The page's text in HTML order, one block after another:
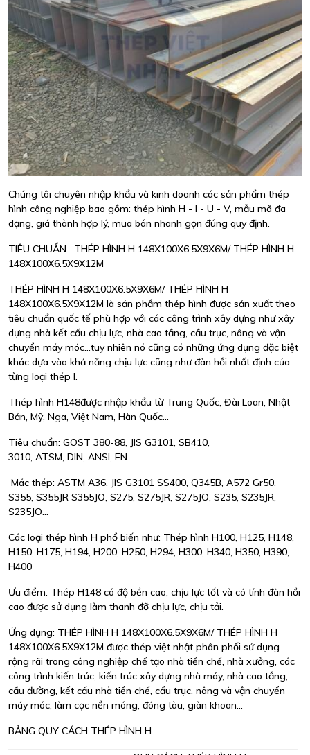
Chúng tôi chuyên nhập khẩu và kinh doanh các sản phẩm thép
hình công nghiệp bao gồm: thép hình H - I - U - V, mẫu mã đa
dạng, giá thành hợp lý, mua bán nhanh gọn đúng quy định.
TIÊU CHUẨN : THÉP HÌNH H 148X100X6.5X9X6M/ THÉP HÌNH H
148X100X6.5X9X12M
THÉP HÌNH H 148X100X6.5X9X6M/ THÉP HÌNH H
148X100X6.5X9X12M là sản phẩm thép hình được sản xuất theo
tiêu chuẩn quốc tế phù hợp với các công trình xây dựng như xây
dựng nhà kết cấu chịu lực, nhà cao tầng, cầu trục, nâng và vận
chuyển máy móc...tuy nhiên nó cũng có những ứng dụng đặc biệt
khác dựa vào khả năng chịu lực cũng như đàn hồi nhất định của
từng loại thép I.
Thép hình H148được nhập khẩu từ Trung Quốc, Đài Loan, Nhật
Bản, Mỹ, Nga, Việt Nam, Hàn Quốc...
Tiêu chuẩn: GOST 380-88, JIS G3101, SB410,
3010, ATSM, DIN, ANSI, EN
Mác thép: ASTM A36, JIS G3101 SS400, Q345B, A572 Gr50,
S355, S355JR S355JO, S275, S275JR, S275JO, S235, S235JR,
S235JO...
Các loại thép hình H phổ biến như: Thép hình H100, H125, H148,
H150, H175, H194, H200, H250, H294, H300, H340, H350, H390,
H400
Ưu điểm: Thép H148 có độ bền cao, chịu lực tốt và có tính đàn hồi
cao được sử dụng làm thanh đỡ chịu lực, chịu tải.
Ứng dụng: THÉP HÌNH H 148X100X6.5X9X6M/ THÉP HÌNH H
148X100X6.5X9X12M được thép việt nhật phân phối sử dụng
rộng rãi trong công nghiệp chế tạo nhà tiền chế, nhà xưởng, các
công trình kiến trúc, kiến trúc xây dựng nhà máy, nhà cao tầng,
cầu đường, kết cấu nhà tiền chế, cẩu trục, nâng và vận chuyển
máy móc, làm cọc nền móng, đóng tàu, giàn khoan...
BẢNG QUY CÁCH THÉP HÌNH H